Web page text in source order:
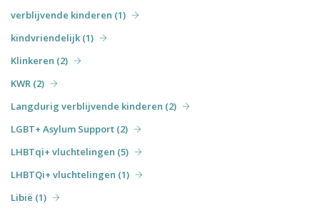
verblijvende kinderen (1)
kindvriendelijk (1)
Klinkeren (2)
KWR (2)
Langdurig verblijvende kinderen (2)
LGBT+ Asylum Support (2)
LHBTqi+ vluchtelingen (5)
LHBTQi+ vluchtelingen (1)
Libië (1)